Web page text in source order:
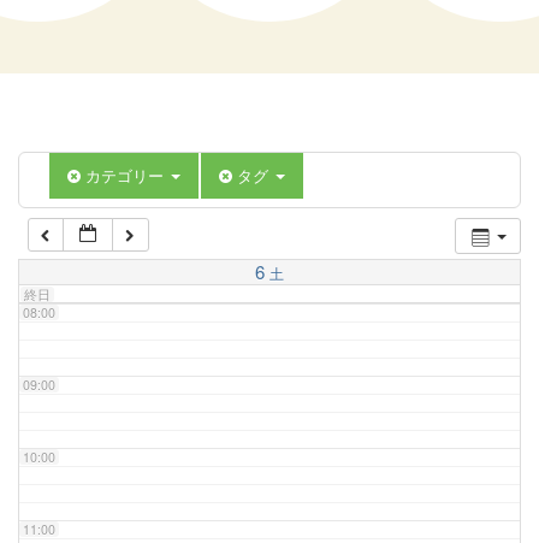
カテゴリー タグ
6 土
終日
04:00
07:00
08:00
09:00
10:00
11:00